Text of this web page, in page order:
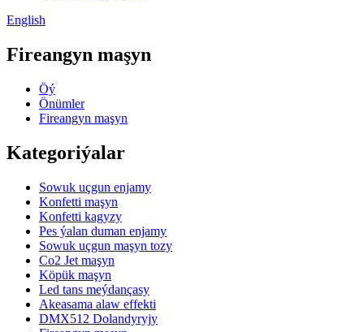
English
Fireangyn maşyn
Öý
Önümler
Fireangyn maşyn
Kategoriýalar
Sowuk uçgun enjamy
Konfetti maşyn
Konfetti kagyzy
Pes ýalan duman enjamy
Sowuk uçgun maşyn tozy
Co2 Jet maşyn
Köpük maşyn
Led tans meýdançasy
Akeasama alaw effekti
DMX512 Dolandyryjy